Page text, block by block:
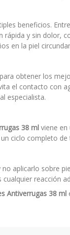
beneficios.
rápida y sin dolor,
en la piel
obtener los
el contacto con
especialista.
38 ml viene
ciclo completo
aplicarlo sobre
cualquier reacción
Antiverrugas 38 ml